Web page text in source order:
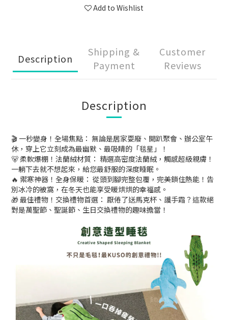
Add to Wishlist
Description
Shipping &
Payment
Customer
Reviews
Description
🎬 一秒變身！全場焦點： 無論是居家耍廢、開趴聚會、辦公室午
休，穿上它立刻成為最幽默、最吸睛的「毯星」！
🐻 柔軟爆棚！法蘭絨材質： 精選高密度法蘭絨，觸感超級親膚！
一躺下去就不想起來，給您最舒服的深度睡眠。
🔥 禦寒神器！全身保暖： 從頭到腳完整包覆，完美鎖住熱能！告
別冰冷的被窩，在冬天也能享受暖烘烘的幸福感。
🎁 最佳禮物！交換禮物首選： 厭倦了送馬克杯、護手霜？這款絕
對是萬聖節、聖誕節、生日交換禮物的趣味擔當！